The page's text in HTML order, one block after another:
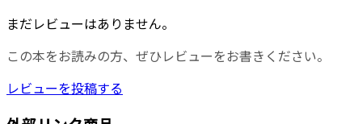
まだレビューはありません。
この本をお読みの方、ぜひレビューをお書きください。
レビューを投稿する